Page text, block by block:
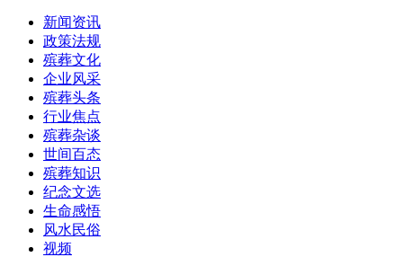
新闻资讯
政策法规
殡葬文化
企业风采
殡葬头条
行业焦点
殡葬杂谈
世间百态
殡葬知识
纪念文选
生命感悟
风水民俗
视频